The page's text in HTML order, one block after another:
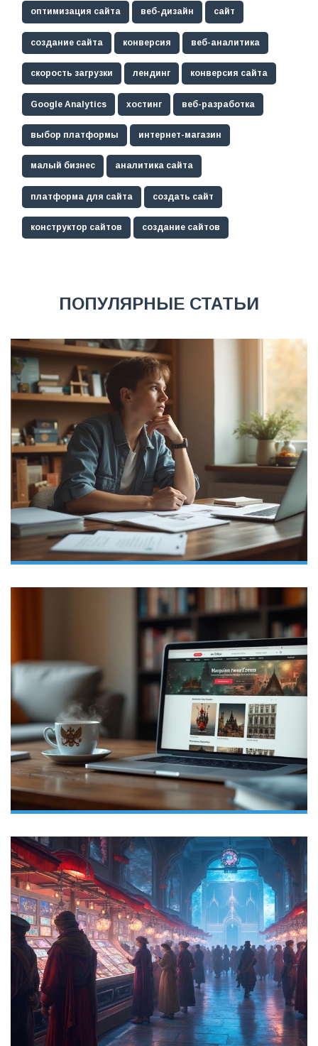
оптимизация сайта веб-дизайн сайт
создание сайта конверсия веб-аналитика
скорость загрузки лендинг конверсия сайта
Google Analytics хостинг веб-разработка
выбор платформы интернет-магазин
малый бизнес аналитика сайта
платформа для сайта создать сайт
конструктор сайтов создание сайтов
ПОПУЛЯРНЫЕ СТАТЬИ